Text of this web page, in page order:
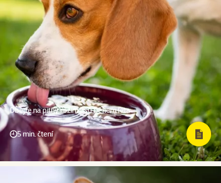
Dbejte na pitný režim psů během léta
5 min. čtení